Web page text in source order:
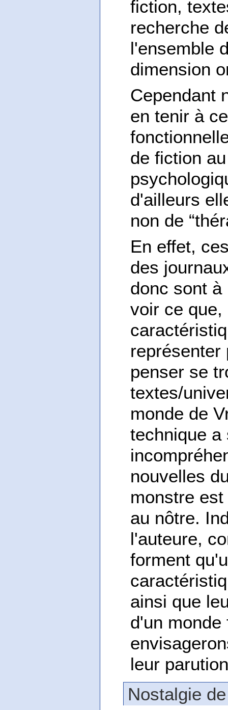
fiction,
recherche
l'ensemble
dimension
Cependant
en tenir à
de fiction
d'ailleurs
non de
En effet,
des
donc sont
voir ce que,
représenter
penser se
textes/
monde de
technique a
nouvelles
monstre
au nôtre.
l'auteure,
forment
ainsi que
d'un
leur
Nostalgie